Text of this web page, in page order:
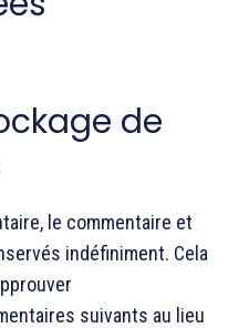
de
le commentaire et
indéfiniment. Cela
suivants au lieu